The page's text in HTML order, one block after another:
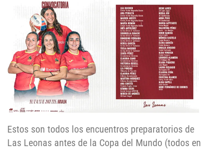
Estos son todos los encuentros preparatorios de
Las Leonas antes de la Copa del Mundo (todos en